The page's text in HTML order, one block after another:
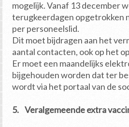
mogelijk. Vanaf 13 december
terugkeerdagen opgetrokken
per personeelslid.
Dit moet bijdragen aan het
aantal contacten, ook op het
Er moet een maandelijks
bijgehouden worden dat ter
wordt via het portaal van de
5. Veralgemeende extra